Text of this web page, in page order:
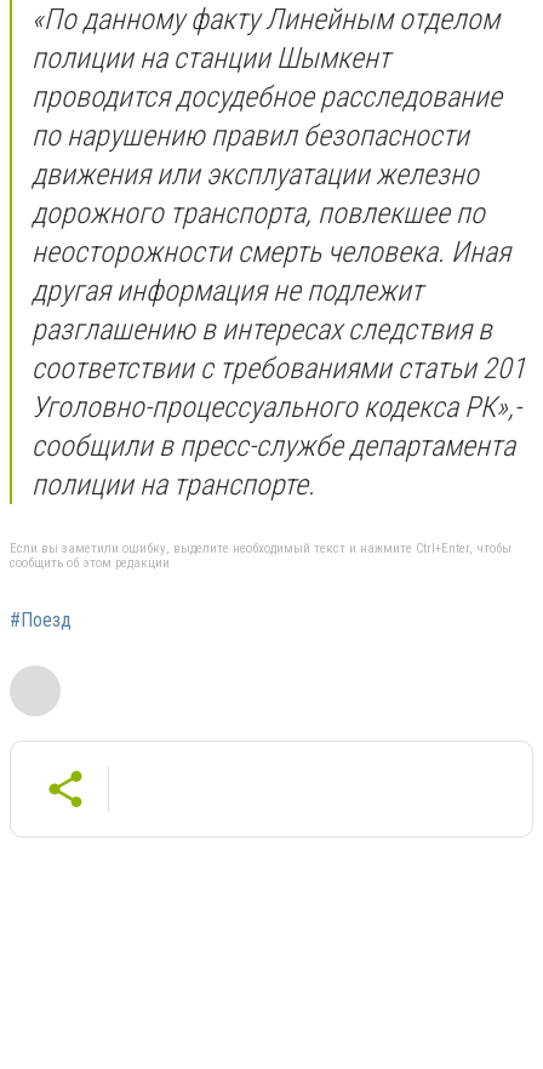
«По данному факту Линейным отделом
полиции на станции Шымкент
проводится досудебное расследование
по нарушению правил безопасности
движения или эксплуатации железно
дорожного транспорта, повлекшее по
неосторожности смерть человека. Иная
другая информация не подлежит
разглашению в интересах следствия в
соответствии с требованиями статьи 201
Уголовно-процессуального кодекса РК»,-
сообщили в пресс-службе департамента
полиции на транспорте.
Если вы заметили ошибку, выделите необходимый текст и нажмите Ctrl+Enter, чтобы
сообщить об этом редакции
#Поезд